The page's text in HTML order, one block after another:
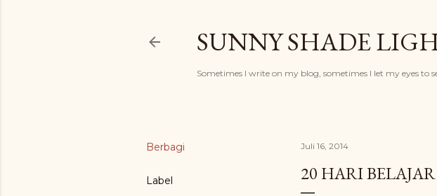
SUNNY SHADE
Sometimes I write on my blog, sometimes I let my eyes to
Berbagi
Label
Juli 16, 2014
20 HARI